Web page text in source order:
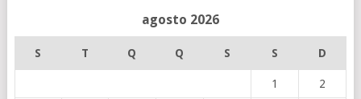
agosto 2026
S T Q Q S S D
1 2